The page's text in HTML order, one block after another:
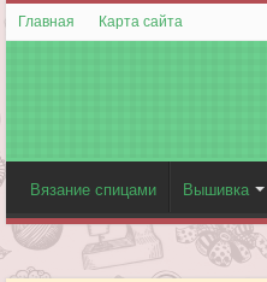
Главная Карта сайта
Вязание спицами Вышивка